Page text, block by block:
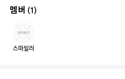
멤버 (1)
스마일러